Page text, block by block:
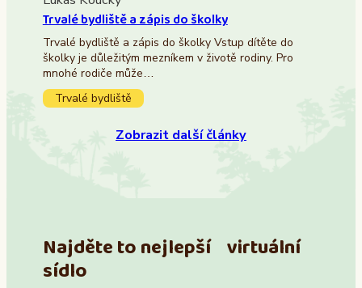
Trvalé bydliště a zápis do školky
Trvalé bydliště a zápis do školky Vstup dítěte do
školky je důležitým mezníkem v životě rodiny. Pro
mnohé rodiče může…
Trvalé bydliště
Zobrazit další články
Najděte to nejlepší virtuální
sídlo